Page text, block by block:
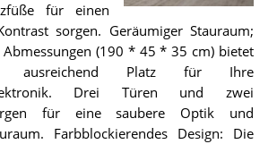
Merax
TV
TV
Lowboard
für einen
sorgen. Geräumiger Stauraum;
(190 * 45 * 35 cm) bietet
ausreichend Platz für Ihre
Drei Türen und zwei
für eine saubere Optik und
Farbblockierendes Design: Die